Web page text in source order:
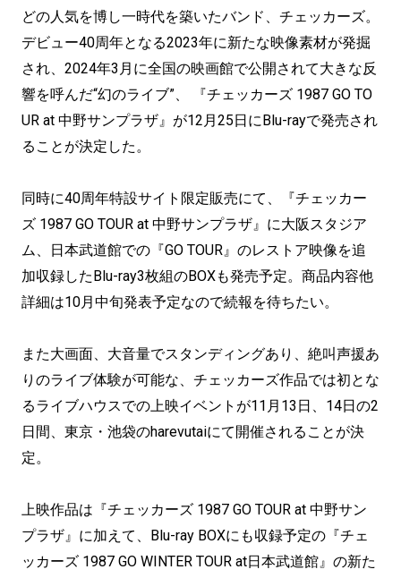
どの人気を博し一時代を築いたバンド、チェッカーズ。
デビュー40周年となる2023年に新たな映像素材が発掘
され、2024年3月に全国の映画館で公開されて大きな反
響を呼んだ“幻のライブ”、 『チェッカーズ 1987 GO TO
UR at 中野サンプラザ』が12月25日にBlu-rayで発売され
ることが決定した。
同時に40周年特設サイト限定販売にて、『チェッカー
ズ 1987 GO TOUR at 中野サンプラザ』に大阪スタジア
ム、日本武道館での『GO TOUR』のレストア映像を追
加収録したBlu-ray3枚組のBOXも発売予定。商品内容他
詳細は10月中旬発表予定なので続報を待ちたい。
また大画面、大音量でスタンディングあり、絶叫声援あ
りのライブ体験が可能な、チェッカーズ作品では初とな
るライブハウスでの上映イベントが11月13日、14日の2
日間、東京・池袋のharevutaiにて開催されることが決
定。
上映作品は『チェッカーズ 1987 GO TOUR at 中野サン
プラザ』に加えて、Blu-ray BOXにも収録予定の『チェ
ッカーズ 1987 GO WINTER TOUR at日本武道館』の新た